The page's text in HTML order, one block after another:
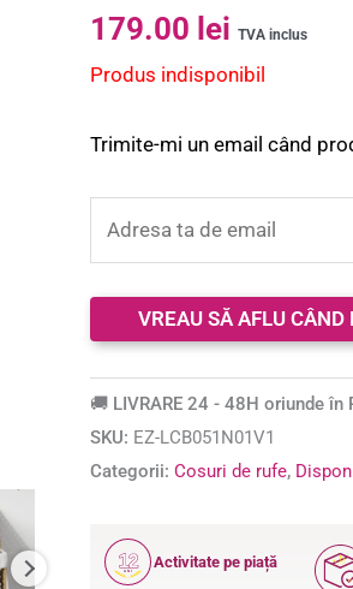
Evaluat la
5.00din 5 pe
singure
179.00 lei TVA inclus
Produs indisponibil
Trimite-mi un email când
🚚 LIVRARE 24 - 48H oriunde
SKU: EZ-LCB051N01V1
Categorii:Cosuri de rufe,
12
ANI
Activitate pe piață